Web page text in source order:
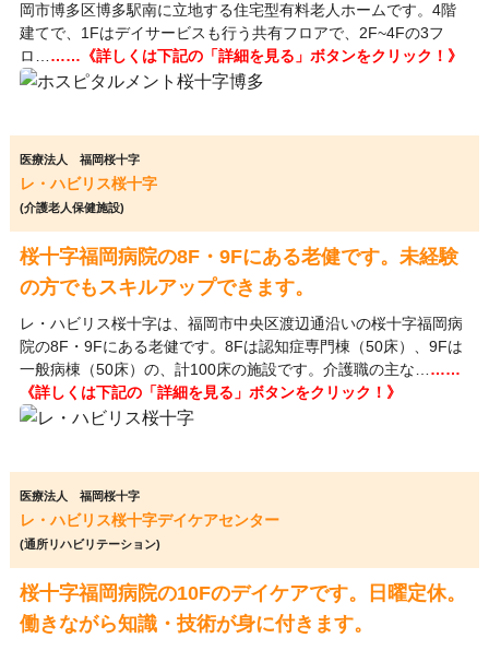
岡市博多区博多駅南に立地する住宅型有料老人ホームです。4階
建てで、1Fはデイサービスも行う共有フロアで、2F~4Fの3フ
ロ… ……《詳しくは下記の「詳細を見る」ボタンをクリック！》
医療法人 福岡桜十字
レ・ハビリス桜十字
(介護老人保健施設)
桜十字福岡病院の8F・9Fにある老健です。未経験
の方でもスキルアップできます。
レ・ハビリス桜十字は、福岡市中央区渡辺通沿いの桜十字福岡病
院の8F・9Fにある老健です。8Fは認知症専門棟（50床）、9Fは
一般病棟（50床）の、計100床の施設です。介護職の主な… ……
《詳しくは下記の「詳細を見る」ボタンをクリック！》
医療法人 福岡桜十字
レ・ハビリス桜十字デイケアセンター
(通所リハビリテーション)
桜十字福岡病院の10Fのデイケアです。日曜定休。
働きながら知識・技術が身に付きます。